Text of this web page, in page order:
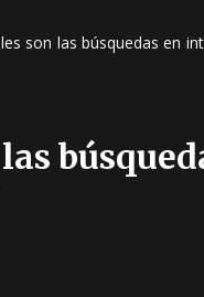
son las búsquedas en
las